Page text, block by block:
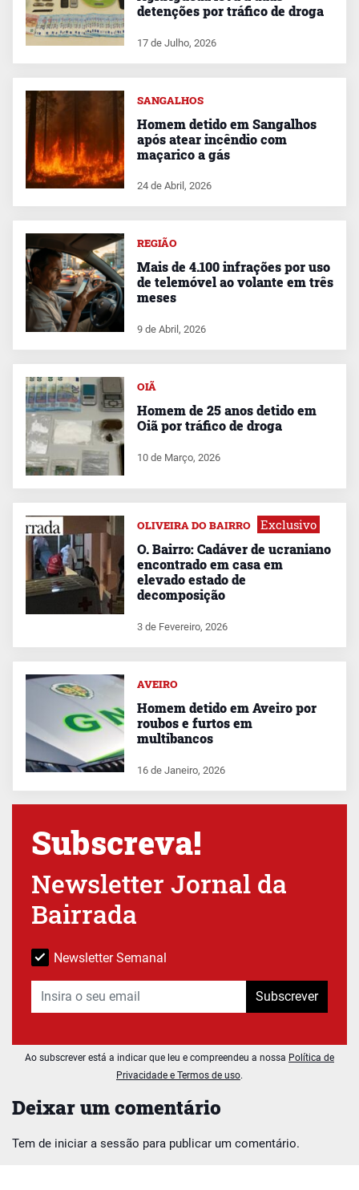
Deixar um comentário
Tem de iniciar a sessão para publicar um comentário.
detenções por tráfico de droga
17 de Julho, 2026
SANGALHOS
Homem detido em Sangalhos
após atear incêndio com
maçarico a gás
24 de Abril, 2026
REGIÃO
Mais de 4.100 infrações por uso
de telemóvel ao volante em três
meses
9 de Abril, 2026
OIÃ
Homem de 25 anos detido em
Oiã por tráfico de droga
10 de Março, 2026
OLIVEIRA DO BAIRRO Exclusivo
O. Bairro: Cadáver de ucraniano
encontrado em casa em
elevado estado de
decomposição
3 de Fevereiro, 2026
AVEIRO
Homem detido em Aveiro por
roubos e furtos em
multibancos
16 de Janeiro, 2026
Subscreva!
Newsletter Jornal da
Bairrada
Newsletter Semanal
Subscrever
Ao subscrever está a indicar que leu e compreendeu a nossa Política de
Privacidade e Termos de uso.